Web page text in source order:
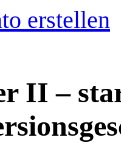
erstellen
II –